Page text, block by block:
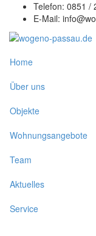
Telefon: 0851 /
E-Mail:
Home
Über uns
Objekte
Wohnungsangebote
Team
Aktuelles
Service